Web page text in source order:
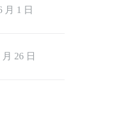
月 1 日
26 日